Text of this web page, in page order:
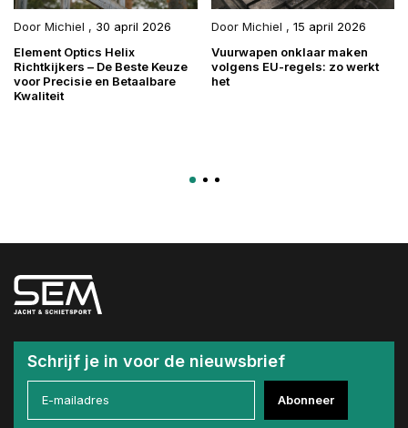
Door Michiel , 30 april 2026
Element Optics Helix
Richtkijkers – De Beste Keuze
voor Precisie en Betaalbare
Kwaliteit
Door Michiel , 15 april 2026
Vuurwapen onklaar maken
volgens EU-regels: zo werkt
het
Schrijf je in voor de nieuwsbrief
Abonneer